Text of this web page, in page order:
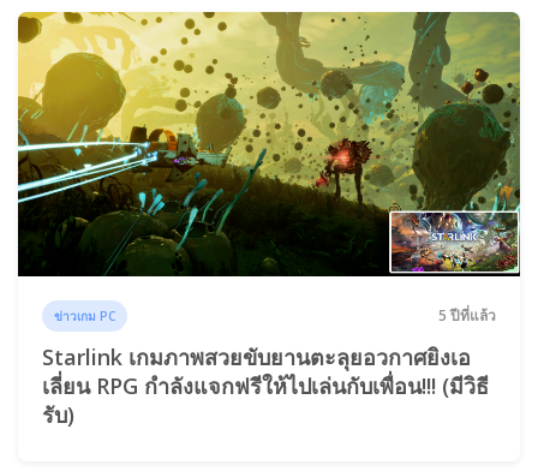
ข่าวเกม PC 5 ปีที่แล้ว
Starlink เกมภาพสวยขับยานตะลุยอวกาศยิงเอ
เลี่ยน RPG กำลังแจกฟรีให้ไปเล่นกับเพื่อน!!! (มีวิธี
รับ)